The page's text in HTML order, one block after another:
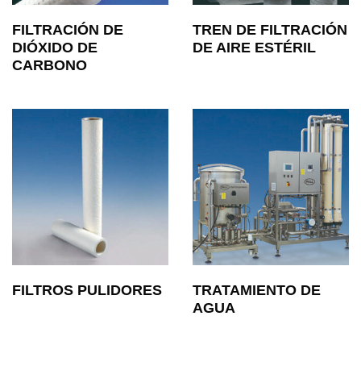
FILTRACIÓN DE
DIÓXIDO DE
CARBONO
TREN DE FILTRACIÓN
DE AIRE ESTÉRIL
FILTROS PULIDORES
TRATAMIENTO DE
AGUA